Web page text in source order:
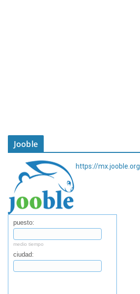
Jooble
https://mx.jooble.org
puesto:
medio tiempo
ciudad: